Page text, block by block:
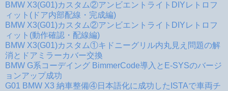
BMW X3(G01)カスタム②アンビエントライトDIYレトロフ
ィット(ドア内部配線・完成編)
BMW X3(G01)カスタム②アンビエントライトDIYレトロフ
ィット(動作確認・配線編)
BMW X3(G01)カスタム①キドニーグリル内丸見え問題の解
消とドアミラーカバー交換
BMW G系コーデイング BimmerCode導入とE-SYSのバージ
ョンアップ成功
G01 BMW X3 納車整備④日本語化に成功したISTAで車両チ